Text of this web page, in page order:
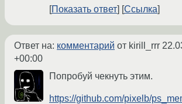
Показать ответ Ссылка
Ответ на: комментарий от kirill_rrr
+00:00
Попробуй чекнуть этим.
https://github.com/pixelb/